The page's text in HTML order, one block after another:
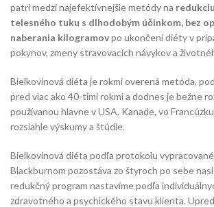
patrí medzi najefektívnejšie metódy na
telesného tuku s dlhodobým účinkom, bez
naberania kilogramovpo ukončení diéty v
pokynov, zmeny stravovacích návykov a
Bielkovinová diéta je rokmi overená metóda,
pred viac ako 40-timi rokmi a dodnes je bežne
používanou hlavne v USA, Kanade, vo
rozsiahle výskumy a štúdie.
Bielkovinová diéta podľa protokolu
Blackburnom pozostáva zo štyroch po sebe
redukčný program nastavíme podľa
zdravotného a psychického stavu klienta.